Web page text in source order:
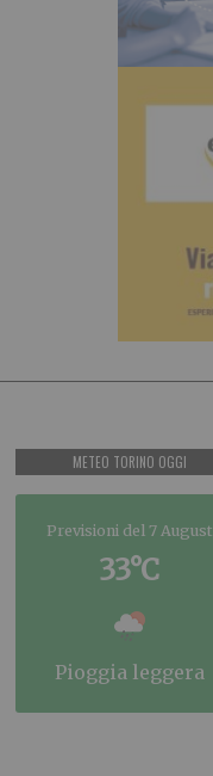
METEO TORINO OGGI
Previsioni del 7 August
33°C
pioggia leggera